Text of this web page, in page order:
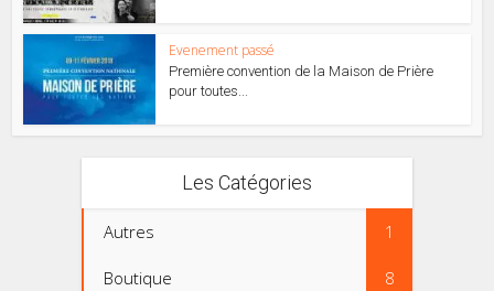
Evenement passé
Première convention de la Maison de Prière
pour toutes...
Les Catégories
Autres 1
Boutique 8